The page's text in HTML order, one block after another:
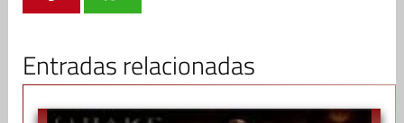
Entradas relacionadas